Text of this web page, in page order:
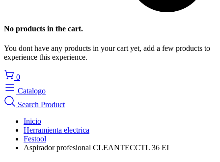
No products in the cart.
You dont have any products in your cart yet, add a few products to
experience this experience.
0
Catalogo
Search Product
Inicio
Herramienta electrica
Festool
Aspirador profesional CLEANTECCTL 36 EI